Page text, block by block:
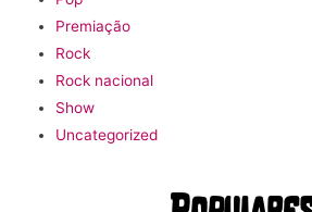
Premiação
Rock
Rock nacional
Show
Uncategorized